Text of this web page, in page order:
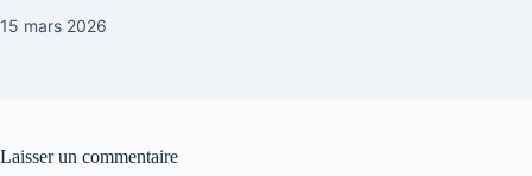
15 mars 2026
Laisser un commentaire